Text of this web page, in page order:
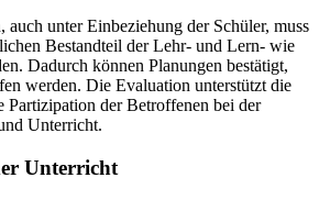
auch unter Einbeziehung der Schüler, muss
Bestandteil der Lehr- und Lern- wie
Dadurch können Planungen bestätigt,
werden. Die Evaluation unterstützt die
der Betroffenen bei der
Unterricht.
Unterricht